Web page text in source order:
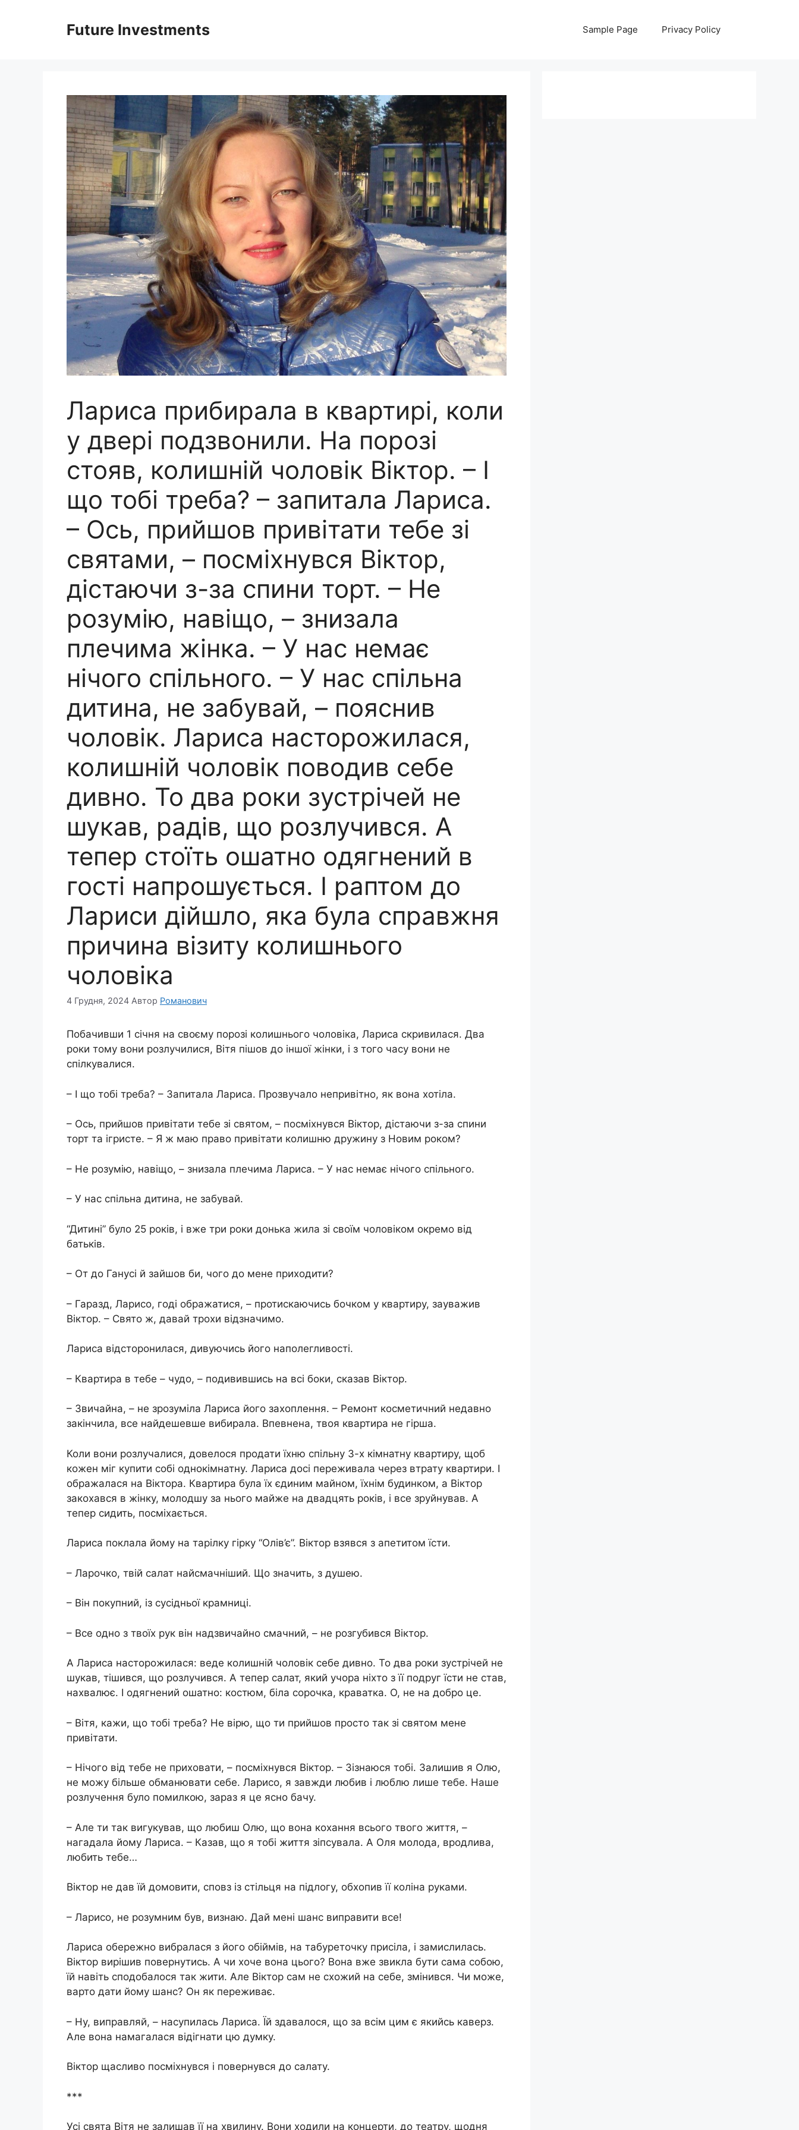
Future Investments Sample Page Privacy Policy
Лариса прибирала в квартирі, коли
у двері подзвонили. На порозі
стояв, колишній чоловік Віктор. – І
що тобі треба? – запитала Лариса.
– Ось, прийшов привітати тебе зі
святами, – посміхнувся Віктор,
дістаючи з-за спини торт. – Не
розумію, навіщо, – знизала
плечима жінка. – У нас немає
нічого спільного. – У нас спільна
дитина, не забувай, – пояснив
чоловік. Лариса насторожилася,
колишній чоловік поводив себе
дивно. То два роки зустрічей не
шукав, радів, що розлучився. А
тепер стоїть ошатно одягнений в
гості напрошується. І раптом до
Лариси дійшло, яка була справжня
причина візиту колишнього
чоловіка
4 Грудня, 2024 Автор Романович
Побачивши 1 січня на своєму порозі колишнього чоловіка, Лариса скривилася. Два
роки тому вони розлучилися, Вітя пішов до іншої жінки, і з того часу вони не
спілкувалися.
– І що тобі треба? – Запитала Лариса. Прозвучало непривітно, як вона хотіла.
– Ось, прийшов привітати тебе зі святом, – посміхнувся Віктор, дістаючи з-за спини
торт та ігристе. – Я ж маю право привітати колишню дружину з Новим роком?
– Не розумію, навіщо, – знизала плечима Лариса. – У нас немає нічого спільного.
– У нас спільна дитина, не забувай.
“Дитині” було 25 років, і вже три роки донька жила зі своїм чоловіком окремо від
батьків.
– От до Ганусі й зайшов би, чого до мене приходити?
– Гаразд, Ларисо, годі ображатися, – протискаючись бочком у квартиру, зауважив
Віктор. – Свято ж, давай трохи відзначимо.
Лариса відсторонилася, дивуючись його наполегливості.
– Квартира в тебе – чудо, – подивившись на всі боки, сказав Віктор.
– Звичайна, – не зрозуміла Лариса його захоплення. – Ремонт косметичний недавно
закінчила, все найдешевше вибирала. Впевнена, твоя квартира не гірша.
Коли вони розлучалися, довелося продати їхню спільну 3-х кімнатну квартиру, щоб
кожен міг купити собі однокімнатну. Лариса досі переживала через втрату квартири. І
ображалася на Віктора. Квартира була їх єдиним майном, їхнім будинком, а Віктор
закохався в жінку, молодшу за нього майже на двадцять років, і все зруйнував. А
тепер сидить, посміхається.
Лариса поклала йому на тарілку гірку “Олів’є”. Віктор взявся з апетитом їсти.
– Ларочко, твій салат найсмачніший. Що значить, з душею.
– Він покупний, із сусідньої крамниці.
– Все одно з твоїх рук він надзвичайно смачний, – не розгубився Віктор.
А Лариса насторожилася: веде колишній чоловік себе дивно. То два роки зустрічей не
шукав, тішився, що розлучився. А тепер салат, який учора ніхто з її подруг їсти не став,
нахвалює. І одягнений ошатно: костюм, біла сорочка, краватка. О, не на добро це.
– Вітя, кажи, що тобі треба? Не вірю, що ти прийшов просто так зі святом мене
привітати.
– Нічого від тебе не приховати, – посміхнувся Віктор. – Зізнаюся тобі. Залишив я Олю,
не можу більше обманювати себе. Ларисо, я завжди любив і люблю лише тебе. Наше
розлучення було помилкою, зараз я це ясно бачу.
– Але ти так вигукував, що любиш Олю, що вона кохання всього твого життя, –
нагадала йому Лариса. – Казав, що я тобі життя зіпсувала. А Оля молода, вродлива,
любить тебе…
Віктор не дав їй домовити, сповз із стільця на підлогу, обхопив її коліна руками.
– Ларисо, не розумним був, визнаю. Дай мені шанс виправити все!
Лариса обережно вибралася з його обіймів, на табуреточку присіла, і замислилась.
Віктор вирішив повернутись. А чи хоче вона цього? Вона вже звикла бути сама собою,
їй навіть сподобалося так жити. Але Віктор сам не схожий на себе, змінився. Чи може,
варто дати йому шанс? Он як переживає.
– Ну, виправляй, – насупилась Лариса. Їй здавалося, що за всім цим є якийсь каверз.
Але вона намагалася відігнати цю думку.
Віктор щасливо посміхнувся і повернувся до салату.
***
Усі свята Вітя не залишав її на хвилину. Вони ходили на концерти, до театру, щодня